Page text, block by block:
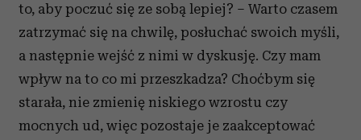
to, aby poczuć się ze sobą lepiej? – Warto czasem
zatrzymać się na chwilę, posłuchać swoich myśli,
a następnie wejść z nimi w dyskusję. Czy mam
wpływ na to co mi przeszkadza? Choćbym się
starała, nie zmienię niskiego wzrostu czy
mocnych ud, więc pozostaje je zaakceptować